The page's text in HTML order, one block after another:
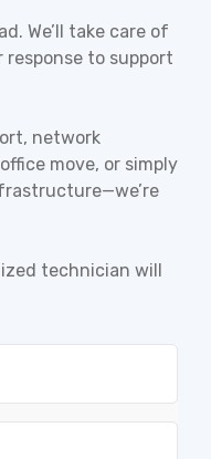
We’ll take care of
to support
network
move, or simply
technician will